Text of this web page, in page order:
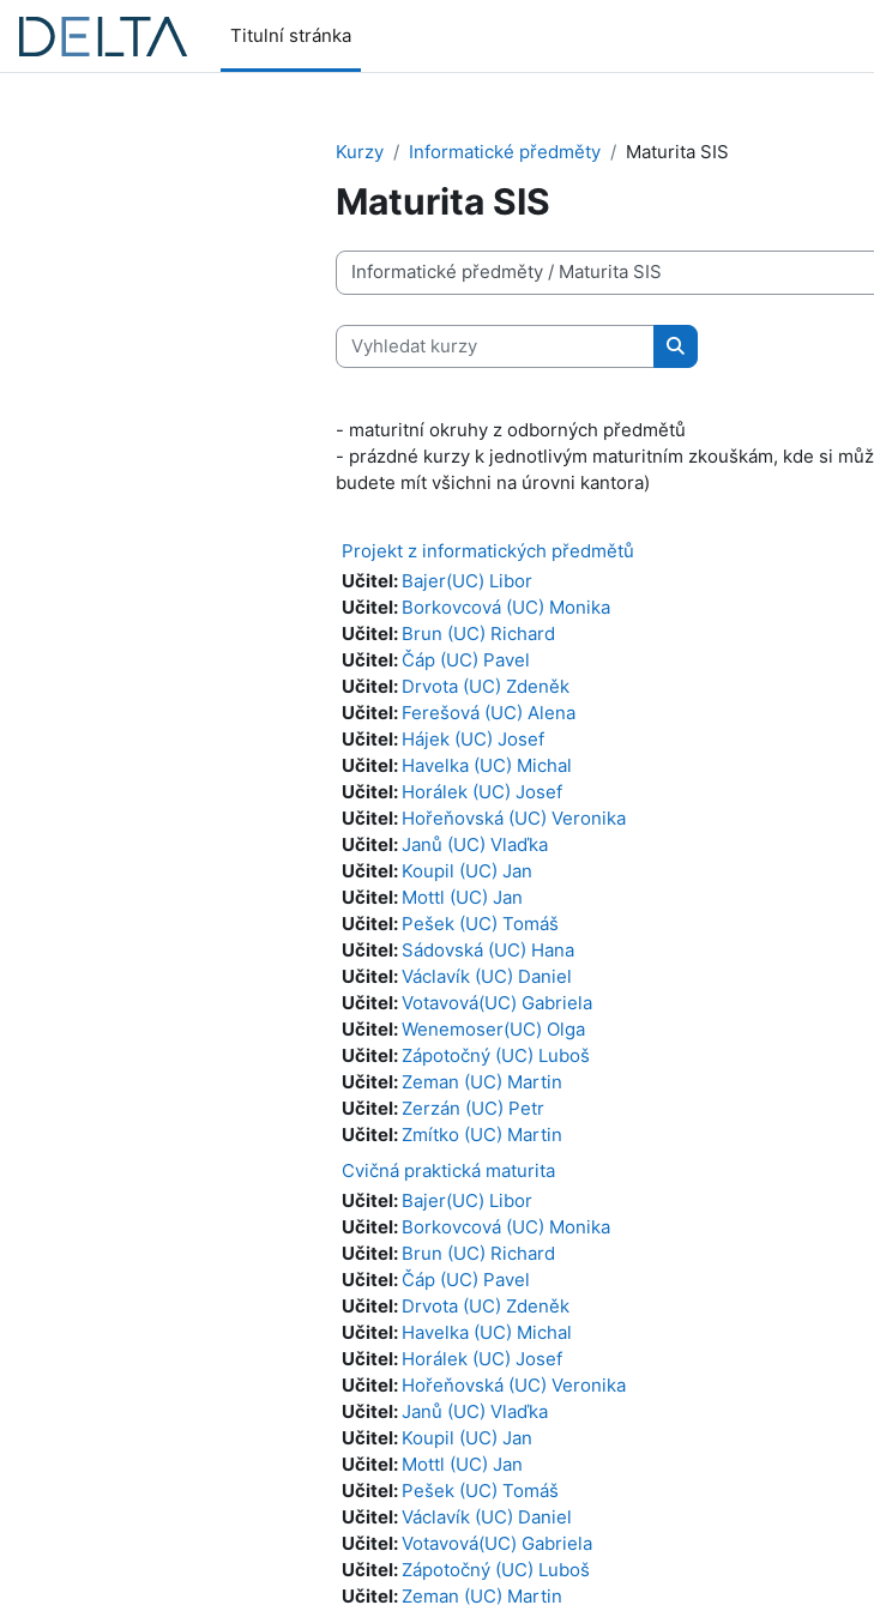
Přejít k hlavnímu obsahu
Titulní stránka
Kurzy Informatické předměty Maturita SIS
Maturita SIS
Kategorie kurzů
Vyhledat kurzy
Vyhledat kurzy
- maturitní okruhy z odborných předmětů
- prázdné kurzy k jednotlivým maturitním zkouškám, kde si
budete mít všichni na úrovni kantora)
Projekt z informatických předmětů
Učitel: Bajer(UC) Libor
Učitel: Borkovcová (UC) Monika
Učitel: Brun (UC) Richard
Učitel: Čáp (UC) Pavel
Učitel: Drvota (UC) Zdeněk
Učitel: Ferešová (UC) Alena
Učitel: Hájek (UC) Josef
Učitel: Havelka (UC) Michal
Učitel: Horálek (UC) Josef
Učitel: Hořeňovská (UC) Veronika
Učitel:Janů (UC) Vlaďka
Učitel: Koupil (UC) Jan
Učitel: Mottl (UC) Jan
Učitel: Pešek (UC) Tomáš
Učitel: Sádovská (UC) Hana
Učitel:Václavík (UC) Daniel
Učitel:Votavová(UC) Gabriela
Učitel:Wenemoser(UC) Olga
Učitel:Zápotočný (UC) Luboš
Učitel:Zeman (UC) Martin
Učitel:Zerzán (UC) Petr
Učitel:Zmítko (UC) Martin
Cvičná praktická maturita
Učitel: Bajer(UC) Libor
Učitel: Borkovcová (UC) Monika
Učitel: Brun (UC) Richard
Učitel: Čáp (UC) Pavel
Učitel: Drvota (UC) Zdeněk
Učitel: Havelka (UC) Michal
Učitel: Horálek (UC) Josef
Učitel: Hořeňovská (UC) Veronika
Učitel:Janů (UC) Vlaďka
Učitel: Koupil (UC) Jan
Učitel: Mottl (UC) Jan
Učitel: Pešek (UC) Tomáš
Učitel:Václavík (UC) Daniel
Učitel:Votavová(UC) Gabriela
Učitel:Zápotočný (UC) Luboš
Učitel:Zeman (UC) Martin